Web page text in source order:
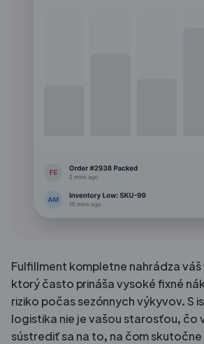
Fulfillment kompletne nahrádza
ktorý často prináša vysoké fixné
riziko počas sezónnych výkyvov. S
logistika nie je vašou starosťou, čo
sústrediť sa na to, na čom skutočne